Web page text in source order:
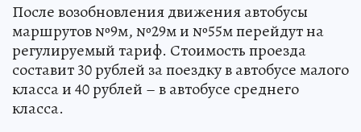
После возобновления движения автобусы
маршрутов №9м, №29м и №55м перейдут на
регулируемый тариф. Стоимость проезда
составит 30 рублей за поездку в автобусе малого
класса и 40 рублей – в автобусе среднего
класса.